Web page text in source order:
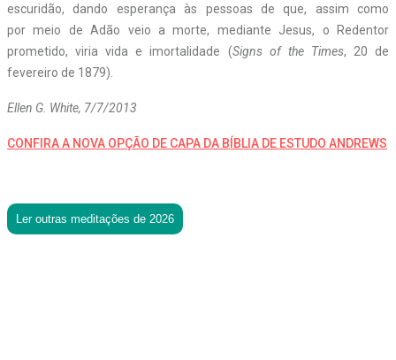
escuridão, dando esperança às pessoas de que, assim como
por meio de Adão veio a morte, mediante Jesus, o Redentor
prometido, viria vida e imortalidade (Signs of the Times, 20 de
fevereiro de 1879).
Ellen G. White, 7/7/2013
CONFIRA A NOVA OPÇÃO DE CAPA DA BÍBLIA DE ESTUDO ANDREWS
Ler outras meditações de 2026